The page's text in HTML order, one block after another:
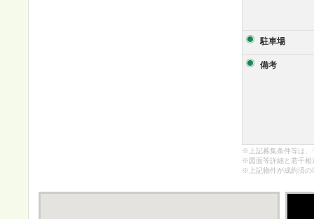
駐車場
備考
※上記募集条件等は、
※図面等詳細と若干相
※上記物件が成約済の